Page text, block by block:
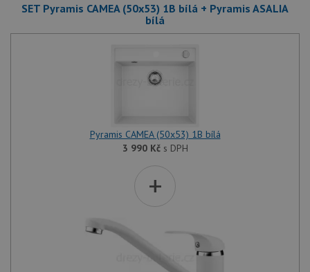
SET Pyramis CAMEA (50x53) 1B bílá + Pyramis ASALIA
bílá
Pyramis CAMEA (50x53) 1B bílá
3 990 Kčs DPH
+